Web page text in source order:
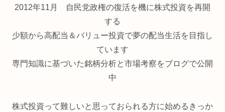
2012年11月 自民党政権の復活を機に株式投資を再開
する
少額から高配当＆バリュー投資で夢の配当生活を目指し
ています
専門知識に基づいた銘柄分析と市場考察をブログで公開
中
株式投資って難しいと思っておられる方に始めるきっか